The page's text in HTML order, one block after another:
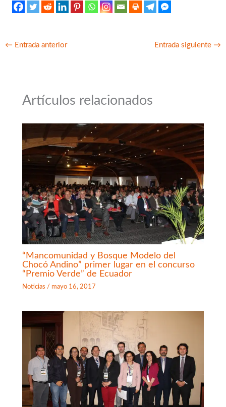
← Entrada anterior Entrada siguiente →
Artículos relacionados
“Mancomunidad y Bosque Modelo del
Chocó Andino” primer lugar en el concurso
“Premio Verde” de Ecuador
Noticias / mayo 16, 2017